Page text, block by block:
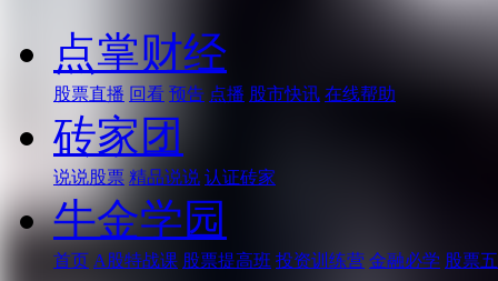
点掌财经
股票直播 回看 预告 点播 股市快讯 在线帮助
砖家团
说说股票 精品说说 认证砖家
牛金学园
首页 A股特战课 股票提高班 投资训练营 金融必学 股票